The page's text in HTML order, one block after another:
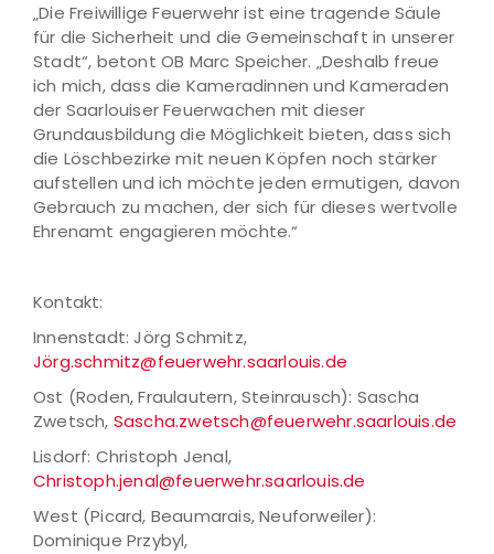
„Die Freiwillige Feuerwehr ist eine tragende Säule
für die Sicherheit und die Gemeinschaft in unserer
Stadt“, betont OB Marc Speicher. „Deshalb freue
ich mich, dass die Kameradinnen und Kameraden
der Saarlouiser Feuerwachen mit dieser
Grundausbildung die Möglichkeit bieten, dass sich
die Löschbezirke mit neuen Köpfen noch stärker
aufstellen und ich möchte jeden ermutigen, davon
Gebrauch zu machen, der sich für dieses wertvolle
Ehrenamt engagieren möchte.“
Kontakt:
Innenstadt: Jörg Schmitz,
Jörg.schmitz@feuerwehr.saarlouis.de
Ost (Roden, Fraulautern, Steinrausch): Sascha
Zwetsch, Sascha.zwetsch@feuerwehr.saarlouis.de
Lisdorf: Christoph Jenal,
Christoph.jenal@feuerwehr.saarlouis.de
West (Picard, Beaumarais, Neuforweiler):
Dominique Przybyl,